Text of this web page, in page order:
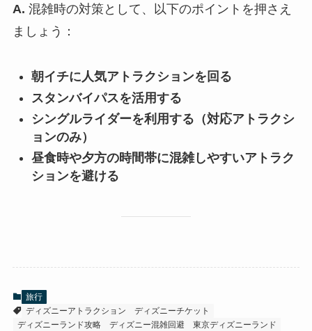
A. 混雑時の対策として、以下のポイントを押さえ
ましょう：
朝イチに人気アトラクションを回る
スタンバイパスを活用する
シングルライダーを利用する（対応アトラクシ
ョンのみ）
昼食時や夕方の時間帯に混雑しやすいアトラク
ションを避ける
旅行
ディズニーアトラクション
ディズニーチケット
ディズニーランド攻略
ディズニー混雑回避 東京ディズニーランド